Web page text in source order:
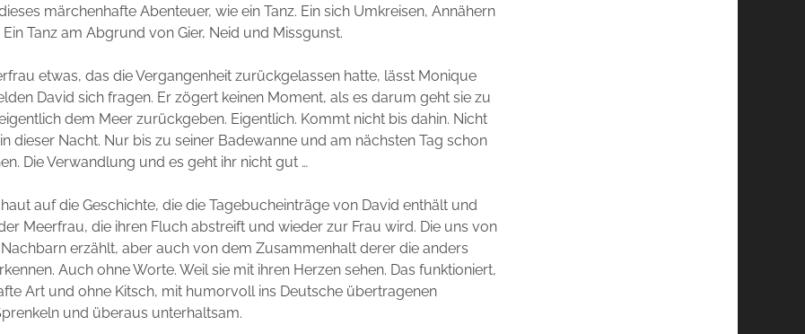
märchenhafte Abenteuer, wie ein Tanz. Ein sich Umkreisen, Annähern
Tanz am Abgrund von Gier, Neid und Missgunst.
etwas, das die Vergangenheit zurückgelassen hatte, lässt Monique
David sich fragen. Er zögert keinen Moment, als es darum geht sie zu
dem Meer zurückgeben. Eigentlich. Kommt nicht bis dahin. Nicht
dieser Nacht. Nur bis zu seiner Badewanne und am nächsten Tag schon
Die Verwandlung und es geht ihr nicht gut …
auf die Geschichte, die die Tagebucheinträge von David enthält und
Meerfrau, die ihren Fluch abstreift und wieder zur Frau wird. Die uns von
erzählt, aber auch von dem Zusammenhalt derer die anders
Auch ohne Worte. Weil sie mit ihren Herzen sehen. Das funktioniert,
Art und ohne Kitsch, mit humorvoll ins Deutsche übertragenen
und überaus unterhaltsam.